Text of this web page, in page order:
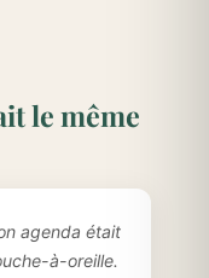
le même
agenda était
à-oreille.